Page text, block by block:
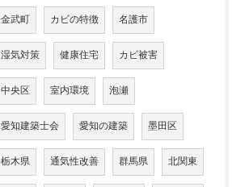
金武町 カビの特徴 名護市
湿気対策 健康住宅 カビ被害
中央区 室内環境 泡瀬
愛知建築士会 愛知の建築 墨田区
栃木県 通気性改善 群馬県 北関東